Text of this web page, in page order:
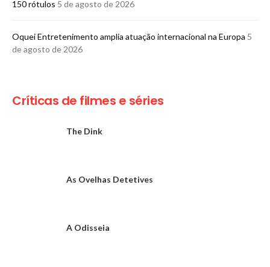
150 rótulos 5 de agosto de 2026
Oquei Entretenimento amplia atuação internacional na Europa 5
de agosto de 2026
Críticas de filmes e séries
The Dink
As Ovelhas Detetives
A Odisseia